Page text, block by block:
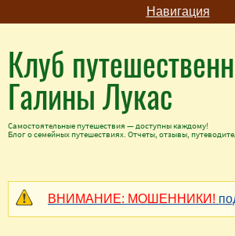
Навигация
Клуб
Галины Лукас
Самостоятельные путешествия — доступны каждому!
Блог о семейных путешествиях. Отчеты, отзывы,
ВНИМАНИЕ: МОШЕННИКИ!